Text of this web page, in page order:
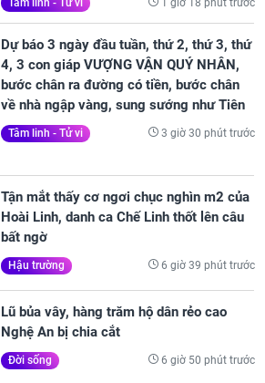
Tâm linh - Tử vi 1 giờ 18 phút trước
Dự báo 3 ngày đầu tuần, thứ 2, thứ 3, thứ
4, 3 con giáp VƯỢNG VẬN QUÝ NHÂN,
bước chân ra đường có tiền, bước chân
về nhà ngập vàng, sung sướng như Tiên
Tâm linh - Tử vi 3 giờ 30 phút trước
Tận mắt thấy cơ ngơi chục nghìn m2 của
Hoài Linh, danh ca Chế Linh thốt lên câu
bất ngờ
Hậu trường 6 giờ 39 phút trước
Lũ bủa vây, hàng trăm hộ dân rẻo cao
Nghệ An bị chia cắt
Đời sống 6 giờ 50 phút trước